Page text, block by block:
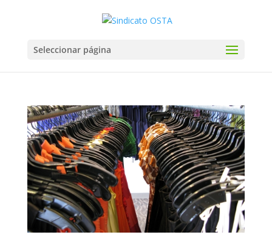
Seleccionar página